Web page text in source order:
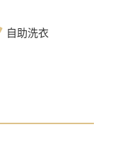
自助洗衣